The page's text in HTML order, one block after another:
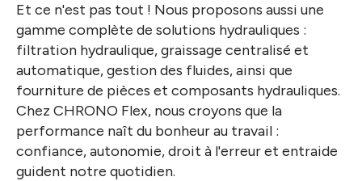
Et ce n'est pas tout ! Nous proposons aussi une
gamme complète de solutions hydrauliques :
filtration hydraulique, graissage centralisé et
automatique, gestion des fluides, ainsi que
fourniture de pièces et composants hydrauliques.
Chez CHRONO Flex, nous croyons que la
performance naît du bonheur au travail :
confiance, autonomie, droit à l'erreur et entraide
guident notre quotidien.